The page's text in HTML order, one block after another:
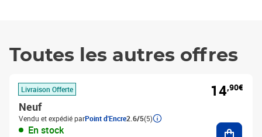
Toutes les autres offres
Livraison Offerte
Neuf
Vendu et expédié parPoint d'Encre2.6/5(5)
En stock
14,90€